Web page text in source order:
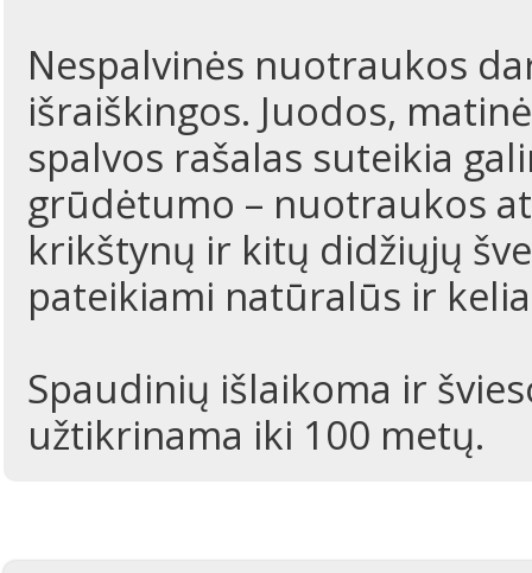
Nespalvinės nuotraukos
išraiškingos. Juodos,
spalvos rašalas suteikia
grūdėtumo – nuotraukos
krikštynų ir kitų didžiųjų
pateikiami natūralūs ir
Spaudinių išlaikoma ir
užtikrinama iki 100 metų.